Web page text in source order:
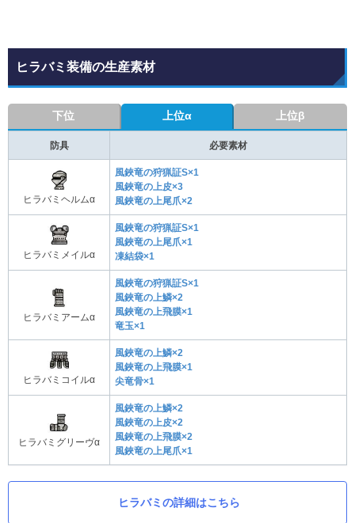
ヒラバミ装備の生産素材
下位 上位α 上位β
防具 必要素材
ヒラバミヘルムα
風鋏竜の狩猟証S×1
風鋏竜の上皮×3
風鋏竜の上尾爪×2
ヒラバミメイルα
風鋏竜の狩猟証S×1
風鋏竜の上尾爪×1
凍結袋×1
ヒラバミアームα
風鋏竜の狩猟証S×1
風鋏竜の上鱗×2
風鋏竜の上飛膜×1
竜玉×1
ヒラバミコイルα
風鋏竜の上鱗×2
風鋏竜の上飛膜×1
尖竜骨×1
ヒラバミグリーヴα
風鋏竜の上鱗×2
風鋏竜の上皮×2
風鋏竜の上飛膜×2
風鋏竜の上尾爪×1
ヒラバミの詳細はこちら